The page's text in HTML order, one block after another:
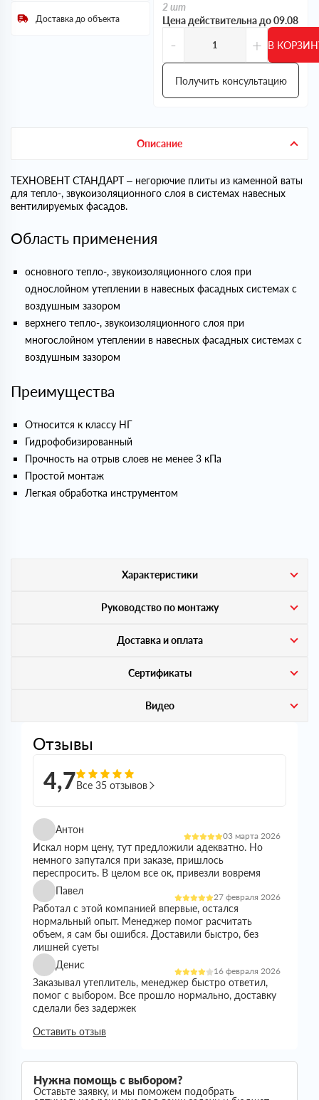
2 шт
Цена действительна до 09.08
- + В
Получить консультацию
Доставка до объекта
Описание
ТЕХНОВЕНТ СТАНДАРТ – негорючие плиты из каменной ваты
для тепло-, звукоизоляционного слоя в системах навесных
вентилируемых фасадов.
Область применения
основного тепло-, звукоизоляционного слоя при
однослойном утеплении в навесных фасадных системах с
воздушным зазором
верхнего тепло-, звукоизоляционного слоя при
многослойном утеплении в навесных фасадных системах с
воздушным зазором
Преимущества
Относится к классу НГ
Гидрофобизированный
Прочность на отрыв слоев не менее 3 кПа
Простой монтаж
Легкая обработка инструментом
Характеристики
Руководство по монтажу
Доставка и оплата
Сертификаты
Видео
Отзывы
4,7Все 35 отзывов
Антон
03 марта 2026
Искал норм цену, тут предложили адекватно. Но
немного запутался при заказе, пришлось
переспросить. В целом все ок, привезли вовремя
Павел
27 февраля 2026
Работал с этой компанией впервые, остался
нормальный опыт. Менеджер помог расчитать
объем, я сам бы ошибся. Доставили быстро, без
лишней суеты
Денис
16 февраля 2026
Заказывал утеплитель, менеджер быстро ответил,
помог с выбором. Все прошло нормально, доставку
сделали без задержек
Искал утеплитель подешевле, тут предложили норм
Оставить отзыв
Нужна помощь с выбором?
Оставьте заявку, и мы поможем подобрать